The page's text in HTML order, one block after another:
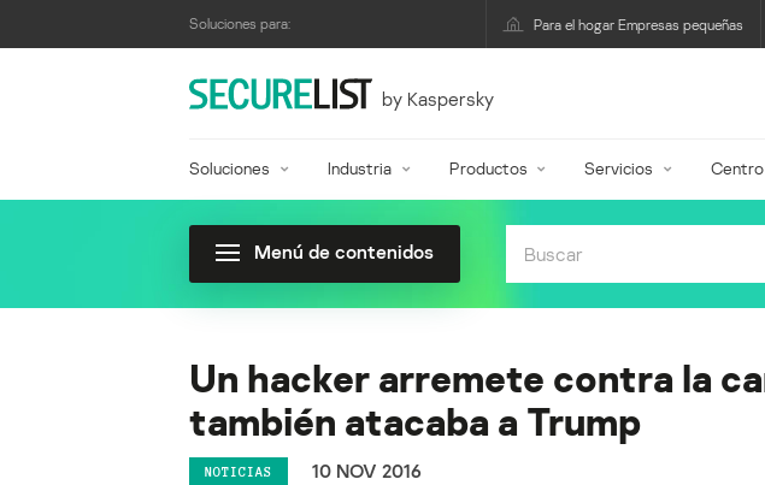
Soluciones para: Para el hogar Empresas pequeñas
by Kaspersky
Soluciones Industria Productos Servicios
Menú de contenidos
Un hacker arremete contra la
también atacaba a Trump
NOTICIAS 10 NOV 2016